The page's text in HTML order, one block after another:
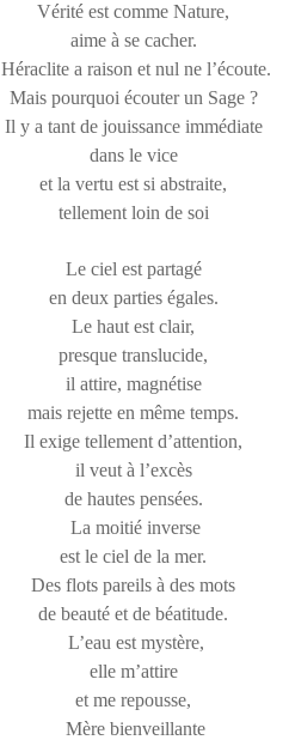
Vérité est comme Nature,
aime à se cacher.
Héraclite a raison et nul ne l’écoute.
Mais pourquoi écouter un Sage ?
Il y a tant de jouissance immédiate
dans le vice
et la vertu est si abstraite,
tellement loin de soi
Le ciel est partagé
en deux parties égales.
Le haut est clair,
presque translucide,
il attire, magnétise
mais rejette en même temps.
Il exige tellement d’attention,
il veut à l’excès
de hautes pensées.
La moitié inverse
est le ciel de la mer.
Des flots pareils à des mots
de beauté et de béatitude.
L’eau est mystère,
elle m’attire
et me repousse,
Mère bienveillante